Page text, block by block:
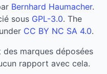
Bernhard Haumacher.
sous GPL-3.0. The
CC BY NC SA 4.0.
marques déposées
rapport avec cela.